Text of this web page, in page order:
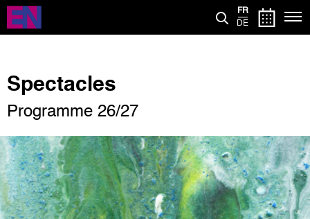
Aller
contenu
FR
DE
Spectacles
Programme 26/27